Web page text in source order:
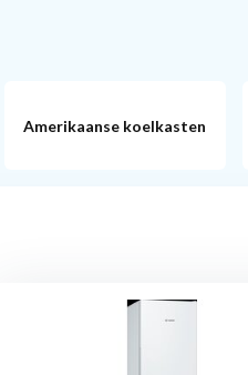
Amerikaanse koelkasten